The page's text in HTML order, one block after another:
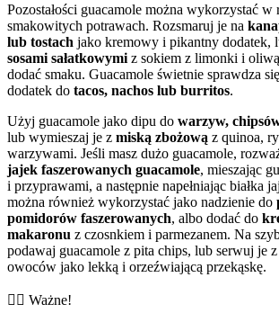
Pozostałości guacamole można wykorzystać
smakowitych potrawach. Rozsmaruj je na
lub tostach jako kremowy i pikantny dodatek,
sosami sałatkowymi z sokiem z limonki i
dodać smaku. Guacamole świetnie sprawdza
dodatek do tacos, nachos lub burritos.
Użyj guacamole jako dipu do warzyw,
lub wymieszaj je z miską zbożową z quinoa,
warzywami. Jeśli masz dużo guacamole,
jajek faszerowanych guacamole, mieszając
i przyprawami, a następnie napełniając białka
można również wykorzystać jako nadzienie do
pomidorów faszerowanych, albo dodać do
makaronu z czosnkiem i parmezanem. Na
podawaj guacamole z pita chips, lub serwuj je
owoców jako lekką i orzeźwiającą przekąskę.
👨‍⚕️️ Ważne!